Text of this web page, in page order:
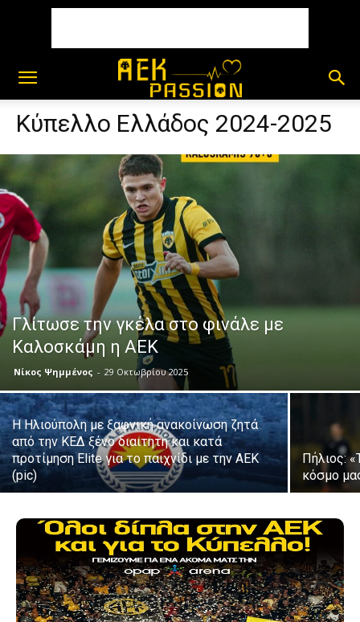
Κύπελλο Ελλάδος 2024-2025
Γλίτωσε την γκέλα στο φινάλε με
Καλοσκάμη η ΑΕΚ
Νίκος Ψημμένος - 29 Οκτωβρίου 2025
Η Ηλιούπολη με ξαφνική ανακοίνωση ζητά
από την ΚΕΔ ξένο διαιτητή και κατά
προτίμηση Elite για το παιχνίδι με την ΑΕΚ
(pic)
Πήλιος:
κόσμο